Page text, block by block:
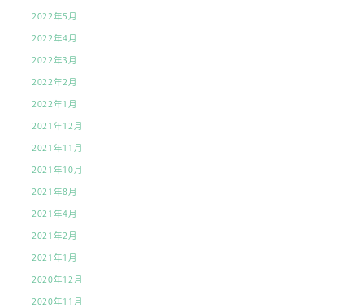
2022年5月
2022年4月
2022年3月
2022年2月
2022年1月
2021年12月
2021年11月
2021年10月
2021年8月
2021年4月
2021年2月
2021年1月
2020年12月
2020年11月